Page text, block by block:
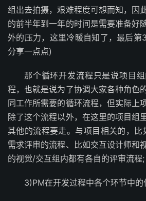
组出去拍摄，艰难程度可想而知，因
的前半年到一年的时间是需要准备好
外的压力，这里冷暖自知了，最后第
分享一点点)
那个循环开发流程只是说项目
程，也就是说为了协调大家各种角色
同工作所需要的循环流程，但实际上
除了这个流程以外，在这里的项目组
其他的流程要走。与项目相关的，比
需求评审的流程、比如交互设计师和
的视觉/交互组内都有各自的评审流程;
3)PM在开发过程中各个环节中的